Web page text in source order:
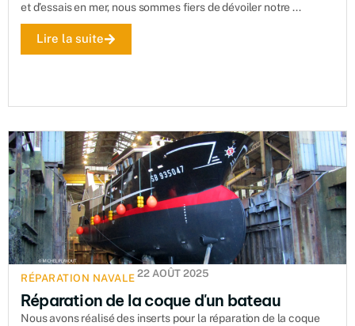
et d’essais en mer, nous sommes fiers de dévoiler notre ...
Lire la suite
RÉPARATION NAVALE 22 AOÛT 2025
Réparation de la coque d'un bateau
Nous avons réalisé des inserts pour la réparation de la coque